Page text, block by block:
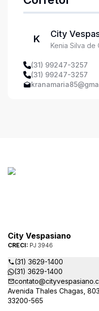
K City
Kenia Silva
(31) 99247-3257
(31) 99247-3257
City Vespasiano
CRECI: PJ 3946
(31) 3629-1400
(31) 3629-1400
Avenida Thales Chagas,
33200-565